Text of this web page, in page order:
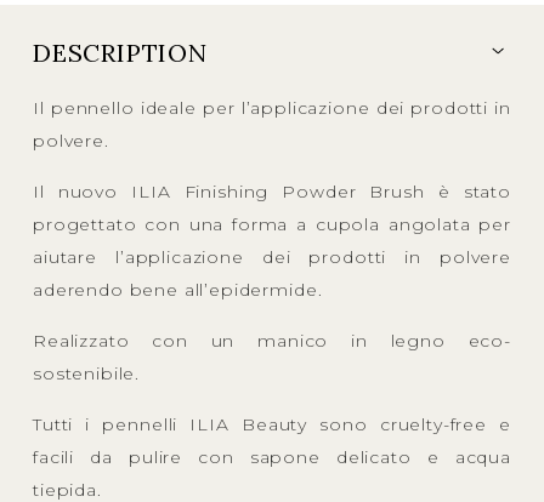
DESCRIPTION
Il pennello ideale per l’applicazione dei prodotti in
polvere.
Il nuovo ILIA Finishing Powder Brush è stato
progettato con una forma a cupola angolata per
aiutare l’applicazione dei prodotti in polvere
aderendo bene all’epidermide.
Realizzato con un manico in legno eco-
sostenibile.
Tutti i pennelli ILIA Beauty sono cruelty-free e
facili da pulire con sapone delicato e acqua
tiepida.